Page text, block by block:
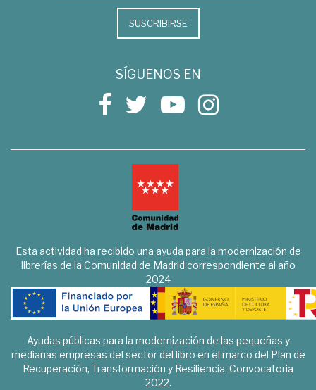
SUSCRIBIRSE
SÍGUENOS EN
Esta actividad ha recibido una ayuda para la modernización de
librerías de la Comunidad de Madrid correspondiente al año
2024
Ayudas públicas para la modernización de las pequeñas y
medianas empresas del sector del libro en el marco del Plan de
Recuperación, Transformación y Resiliencia. Convocatoria
2022.